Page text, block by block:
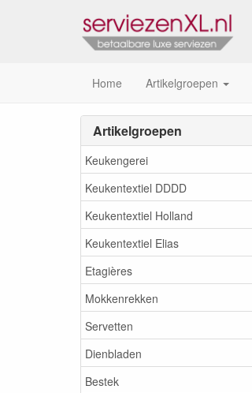
Home Artikelgroepen
Artikelgroepen
Keukengerei
Keukentextiel DDDD
Keukentextiel Holland
Keukentextiel Elias
Etagières
Mokkenrekken
Servetten
Dienbladen
Bestek